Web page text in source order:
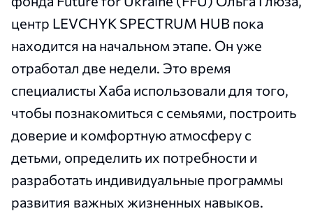
центр LEVCHYK SPECTRUM HUB пока
находится на начальном этапе. Он уже
отработал две недели. Это время
специалисты Хаба использовали для того,
чтобы познакомиться с семьями, построить
доверие и комфортную атмосферу с
детьми, определить их потребности и
разработать индивидуальные программы
развития важных жизненных навыков.